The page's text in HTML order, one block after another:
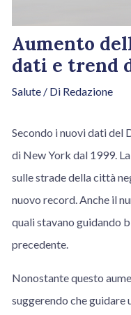
Aumento
dati e trend
Salute/ Di Redazione
Secondo i nuovi dati del
di New York dal 1999.
sulle strade della città
nuovo record. Anche il
quali stavano guidando
precedente.
Nonostante questo
suggerendo che guidare